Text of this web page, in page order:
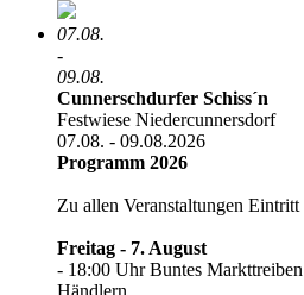
07.08.
-
09.08.
Cunnerschdurfer Schiss´n
Festwiese Niedercunnersdorf
07.08. - 09.08.2026
Programm 2026
Zu allen Veranstaltungen
Freitag - 7. August
- 18:00 Uhr Buntes
Händlern